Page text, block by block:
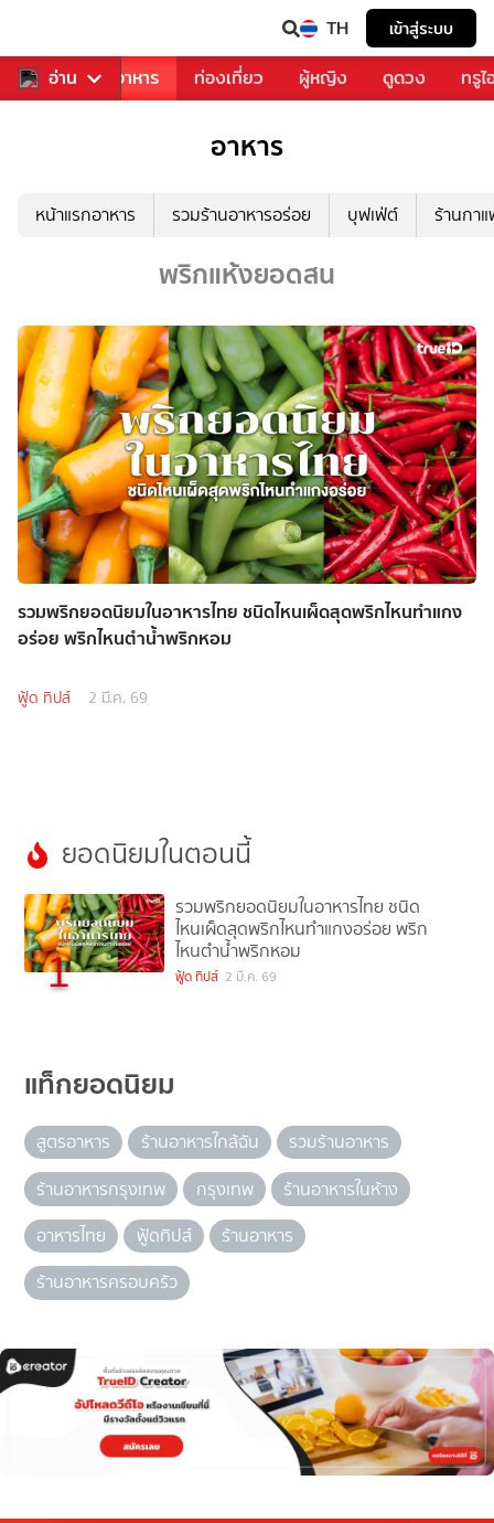
TH เข้าสู่ระบบ
อ่าน
การเพลง อาหาร ท่องเที่ยว ผู้หญิง ดูดวง ทรู
อาหาร
หน้าแรกอาหาร รวมร้านอาหารอร่อย บุฟเฟ่ต์ ร้านกา
พริกแห้งยอดสน
รวมพริกยอดนิยมในอาหารไทย ชนิดไหนเผ็ดสุดพริกไหนทำแกง
อร่อย พริกไหนตำน้ำพริกหอม
ฟู้ด ทิปส์ 2 มี.ค. 69
ยอดนิยมในตอนนี้
1
รวมพริกยอดนิยมในอาหารไทย ชนิด
ไหนเผ็ดสุดพริกไหนทำแกงอร่อย พริก
ไหนตำน้ำพริกหอม
ฟู้ด ทิปส์ 2 มี.ค. 69
แท็กยอดนิยม
สูตรอาหาร ร้านอาหารใกล้ฉัน
รวมร้านอาหาร
ร้านอาหารกรุงเทพ
กรุงเทพ
ร้านอาหารในห้าง
อาหารไทย
ฟู้ดทิปส์
ร้านอาหาร
ร้านอาหารครอบครัว